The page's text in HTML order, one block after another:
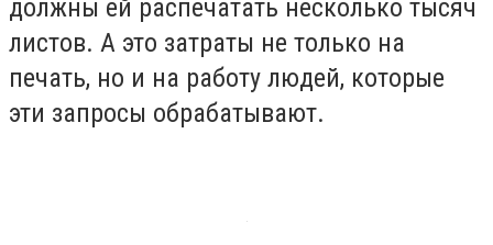
должны ей распечатать несколько тысяч
листов. А это затраты не только на
печать, но и на работу людей, которые
эти запросы обрабатывают.